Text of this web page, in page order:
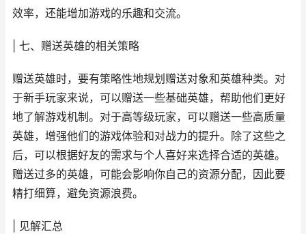
效率，还能增加游戏的乐趣和交流。
| 七、赠送英雄的相关策略
赠送英雄时，要有策略性地规划赠送对象和英雄种类。对
于新手玩家来说，可以赠送一些基础英雄，帮助他们更好
地了解游戏机制。对于高等级玩家，可以赠送一些高质量
英雄，增强他们的游戏体验和对战力的提升。除了这些之
后，可以根据好友的需求与个人喜好来选择合适的英雄。
赠送过多的英雄，可能会影响你自己的资源分配，因此要
精打细算，避免资源浪费。
| 见解汇总